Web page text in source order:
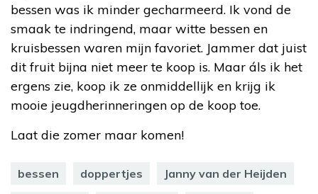
bessen was ik minder gecharmeerd. Ik vond de
smaak te indringend, maar witte bessen en
kruisbessen waren mijn favoriet. Jammer dat juist
dit fruit bijna niet meer te koop is. Maar áls ik het
ergens zie, koop ik ze onmiddellijk en krijg ik
mooie jeugdherinneringen op de koop toe.
Laat die zomer maar komen!
bessen doppertjes Janny van der Heijden